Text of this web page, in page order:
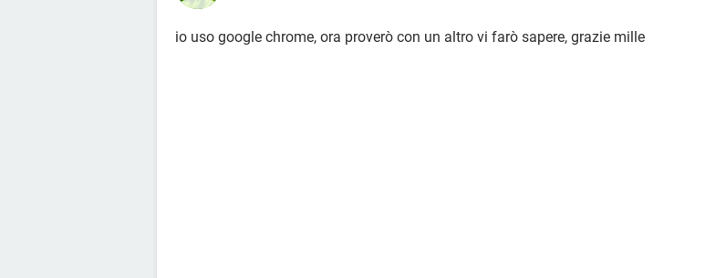
io uso google chrome, ora proverò con un altro vi farò sapere, grazie mille